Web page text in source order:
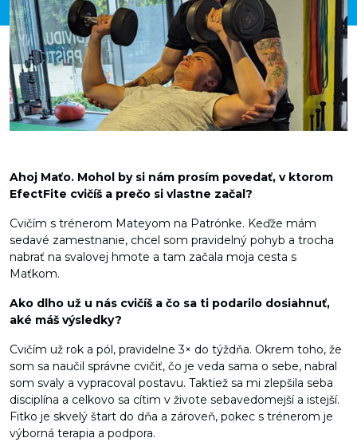
Ahoj Maťo. Mohol by si nám prosím povedať, v ktorom
EfectFite cvičíš a prečo si vlastne začal?
Cvičím s trénerom Mateyom na Patrónke. Keďže mám
sedavé zamestnanie, chcel som pravidelný pohyb a trocha
nabrať na svalovej hmote a tam začala moja cesta s
Maťkom.
Ako dlho už u nás cvičíš a čo sa ti podarilo dosiahnuť,
aké máš výsledky?
Cvičím už rok a pól, pravidelne 3× do týždňa. Okrem toho, že
som sa naučil správne cvičiť, čo je veda sama o sebe, nabral
som svaly a vypracoval postavu. Taktiež sa mi zlepšila seba
disciplína a celkovo sa cítim v živote sebavedomejší a istejší.
Fitko je skvelý štart do dňa a zároveň, pokec s trénerom je
výborná terapia a podpora.